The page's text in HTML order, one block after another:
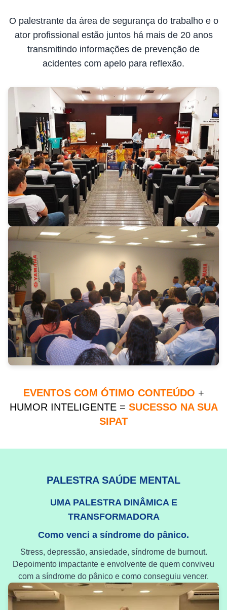
O palestrante da área de segurança do trabalho e o
ator profissional estão juntos há mais de 20 anos
transmitindo informações de prevenção de
acidentes com apelo para reflexão.
EVENTOS COM ÓTIMO CONTEÚDO +
HUMOR INTELIGENTE = SUCESSO NA SUA
SIPAT
PALESTRA SAÚDE MENTAL
UMA PALESTRA DINÂMICA E
TRANSFORMADORA
Como venci a síndrome do pânico.
Stress, depressão, ansiedade, síndrome de burnout.
Depoimento impactante e envolvente de quem conviveu
com a síndrome do pânico e como conseguiu vencer.